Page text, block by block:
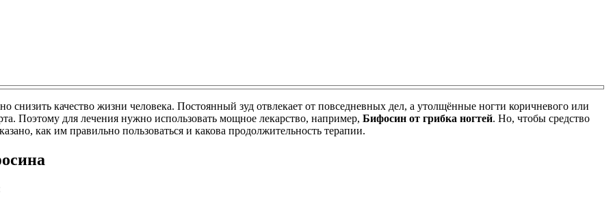
снизить качество жизни человека. Постоянный зуд отвлекает от повседневных дел, а утолщённые ногти коричневого или
Поэтому для лечения нужно использовать мощное лекарство, например, Бифосин от грибка ногтей. Но, чтобы средство
как им правильно пользоваться и какова продолжительность терапии.